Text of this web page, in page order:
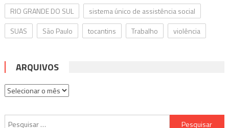
RIO GRANDE DO SUL
sistema único de assistência social
SUAS
São Paulo tocantins Trabalho violência
ARQUIVOS
Arquivos
Pesquisar